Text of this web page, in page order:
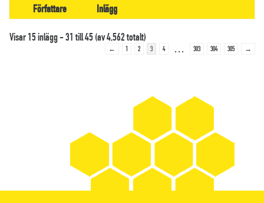
Författare Inlägg
Visar 15 inlägg - 31 till 45 (av 4,562 totalt)
← 1 2 3 4 … 303 304 305 →